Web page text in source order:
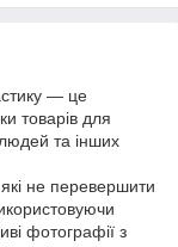
— це
товарів для
та інших
не перевершити
фотографії з